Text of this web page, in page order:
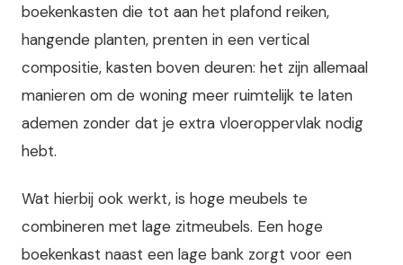
boekenkasten die tot aan het plafond reiken,
hangende planten, prenten in een vertical
compositie, kasten boven deuren: het zijn allemaal
manieren om de woning meer ruimtelijk te laten
ademen zonder dat je extra vloeroppervlak nodig
hebt.
Wat hierbij ook werkt, is hoge meubels te
combineren met lage zitmeubels. Een hoge
boekenkast naast een lage bank zorgt voor een